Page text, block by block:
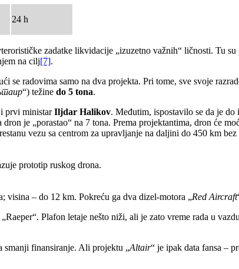
24 h
zadatke likvidacije „izuzetno važnih“ ličnosti. Tu
na cilj[7].
se radovima samo na dva projekta. Pri tome, sve svoje
“) težine do 5 tona.
i prvi ministarIljdar Halikov. Međutim, ispostavilo se da je
je „porastao“ na 7 tona. Prema projektantima, dron će
vezu sa centrom za upravljanje na daljini do 450 km bez
prototip ruskog drona.
visina – do 12 km. Pokreću ga dva dizel-motora „Red Aircraft
Plafon letaje nešto niži, ali je zato vreme rada u
smanji finansiranje. Ali projektu „Altair“ je ipak data fansa –